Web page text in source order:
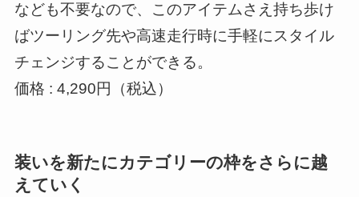
なども不要なので、このアイテムさえ持ち歩け
ばツーリング先や高速走行時に手軽にスタイル
チェンジすることができる。
価格 : 4,290円（税込）
装いを新たにカテゴリーの枠をさらに越
えていく